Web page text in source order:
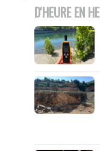
D'HEURE EN